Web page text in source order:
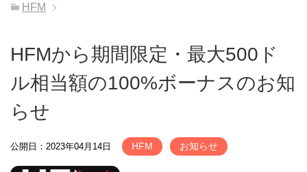
HFM
HFMから期間限定・最大500ド
ル相当額の100%ボーナスのお知
らせ
公開日：2023年04月14日 HFM お知らせ